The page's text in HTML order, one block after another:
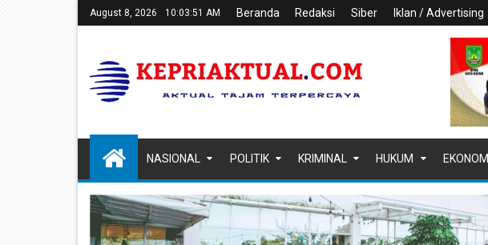
August 8, 2026 10:03:52 AM Beranda Redaksi Siber Iklan / Advertising
NASIONAL POLITIK KRIMINAL HUKUM EKONOMI